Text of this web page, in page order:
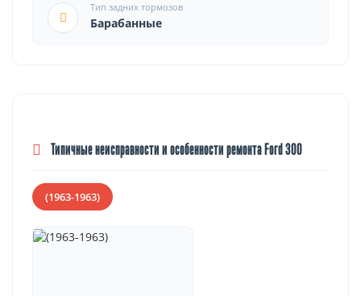
Тип задних тормозов
Барабанные
Типичные неисправности и особенности ремонта Ford 300
(1963-1963)